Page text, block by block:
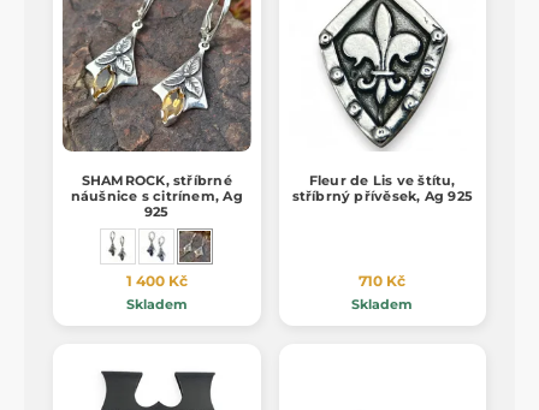
SHAMROCK, stříbrné
náušnice s citrínem, Ag
925
1 400 Kč
Skladem
Fleur de Lis ve štítu,
stříbrný přívěsek, Ag 925
710 Kč
Skladem